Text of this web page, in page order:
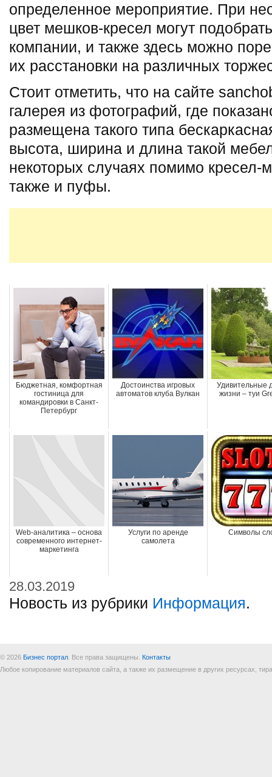
определенное мероприятие. При
цвет мешков-кресел могут
компании, и также здесь можно
их расстановки на различных
Стоит отметить, что на сайте
галерея из фотографий, где
размещена такого типа
высота, ширина и длина такой
некоторых случаях помимо
также и пуфы.
Бюджетная, комфортная
гостиница для
командировки в Санкт-
Петербург
Достоинства игровых
автоматов клуба Вулкан
Удивительные
жизни – туи
Web-аналитика – основа
современного интернет-
маркетинга
Услуги по аренде
самолета
Символы
28.03.2019
Новость из рубрики Информация.
© 2026 Бизнес портал . Все права защищены. Контакты
Любое копирование материалов сайта, а также их размещение в других ресурсах,